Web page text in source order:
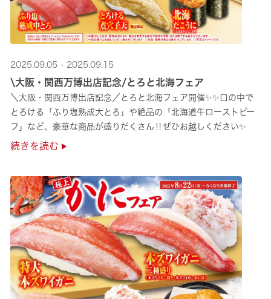
2025.09.05 - 2025.09.15
\大阪・関西万博出店記念/とろと北海フェア
＼大阪・関西万博出店記念／とろと北海フェア開催✨✨口の中で
とろける「ふり塩熟成大とろ」や絶品の「北海道牛ローストビー
フ」など、豪華な商品が盛りだくさん‼ぜひお越しください✨
続きを読む